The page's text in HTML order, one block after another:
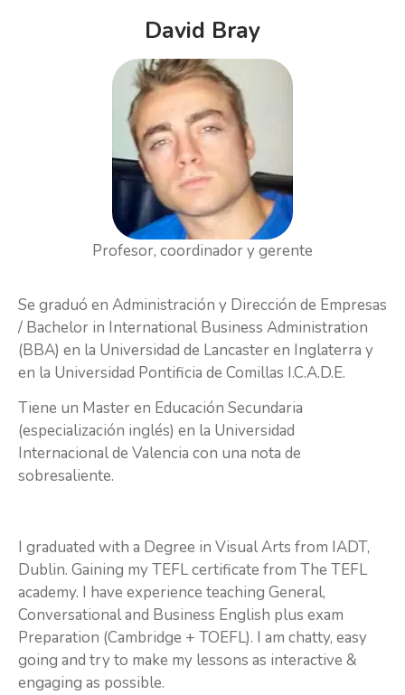
David Bray
Profesor, coordinador y gerente
Se graduó en Administración y Dirección de Empresas
/ Bachelor in International Business Administration
(BBA) en la Universidad de Lancaster en Inglaterra y
en la Universidad Pontificia de Comillas I.C.A.D.E.
Tiene un Master en Educación Secundaria
(especialización inglés) en la Universidad
Internacional de Valencia con una nota de
sobresaliente.
I graduated with a Degree in Visual Arts from IADT,
Dublin. Gaining my TEFL certificate from The TEFL
academy. I have experience teaching General,
Conversational and Business English plus exam
Preparation (Cambridge + TOEFL). I am chatty, easy
going and try to make my lessons as interactive &
engaging as possible.